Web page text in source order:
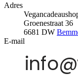
Adres
Groenestraat 36
6681 DW
E-mail